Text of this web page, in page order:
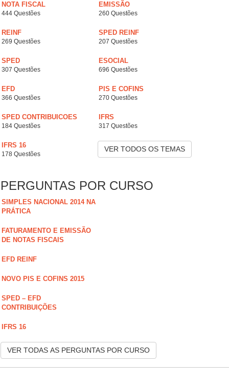
NOTA FISCAL
444 Questões
EMISSÃO
260 Questões
REINF
269 Questões
SPED REINF
207 Questões
SPED
307 Questões
ESOCIAL
696 Questões
EFD
366 Questões
PIS E COFINS
270 Questões
SPED CONTRIBUICOES
184 Questões
IFRS
317 Questões
IFRS 16
178 Questões
VER TODOS OS TEMAS
PERGUNTAS POR CURSO
SIMPLES NACIONAL 2014 NA
PRÁTICA
FATURAMENTO E EMISSÃO
DE NOTAS FISCAIS
EFD REINF
NOVO PIS E COFINS 2015
SPED – EFD
CONTRIBUIÇÕES
IFRS 16
VER TODAS AS PERGUNTAS POR CURSO